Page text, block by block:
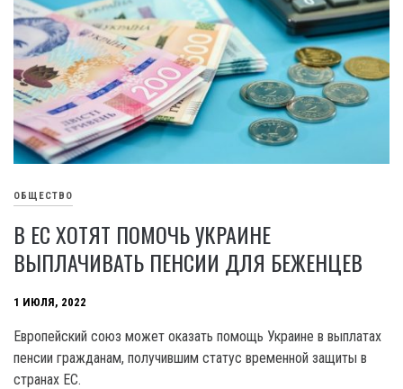
ОБЩЕСТВО
В ЕС ХОТЯТ ПОМОЧЬ УКРАИНЕ
ВЫПЛАЧИВАТЬ ПЕНСИИ ДЛЯ БЕЖЕНЦЕВ
1 ИЮЛЯ, 2022
Европейский союз может оказать помощь Украине в выплатах
пенсии гражданам, получившим статус временной защиты в
странах ЕС.